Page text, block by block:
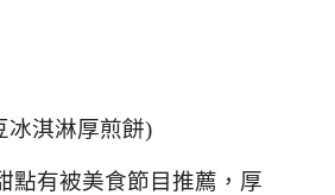
冰淇淋厚煎餅)
點有被美食節目推薦，厚